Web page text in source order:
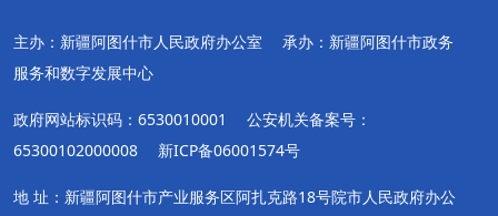
主办：新疆阿图什市人民政府办公室
承办：新疆阿图什市政务
服务和数字发展中心
政府网站标识码：6530010001
公安机关备案号：
65300102000008
新ICP备06001574号
地 址：新疆阿图什市产业服务区阿扎克路18号院市人民政府办公